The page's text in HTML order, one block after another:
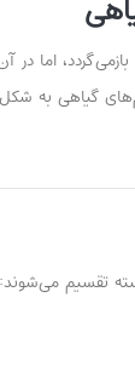
اما
تقسیم می‌شوند: